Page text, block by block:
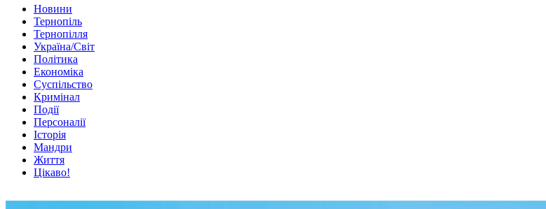
Новини
Тернопіль
Тернопілля
Україна/Світ
Політика
Економіка
Суспільство
Кримінал
Події
Персоналії
Історія
Мандри
Життя
Цікаво!